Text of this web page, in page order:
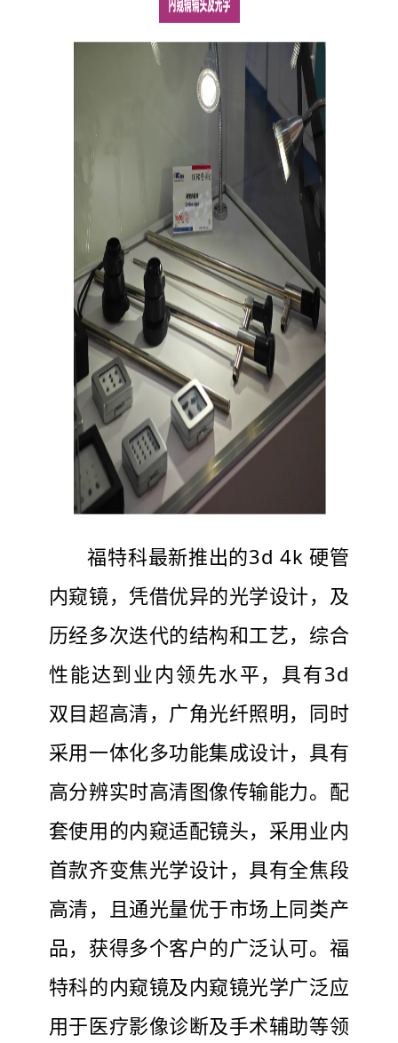
福特科最新推出的3d 4k 硬管
内窥镜，凭借优异的光学设计，及
历经多次迭代的结构和工艺，综合
性能达到业内领先水平，具有3d
双目超高清，广角光纤照明，同时
采用一体化多功能集成设计，具有
高分辨实时高清图像传输能力。配
套使用的内窥适配镜头，采用业内
首款齐变焦光学设计，具有全焦段
高清，且通光量优于市场上同类产
品，获得多个客户的广泛认可。福
特科的内窥镜及内窥镜光学广泛应
用于医疗影像诊断及手术辅助等领